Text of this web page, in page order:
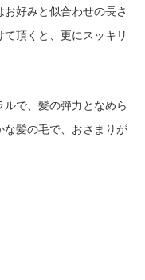
好みと似合わせの長さ
頂くと、更にスッキリ
ルで、髪の弾力となめら
髪の毛で、おさまりが